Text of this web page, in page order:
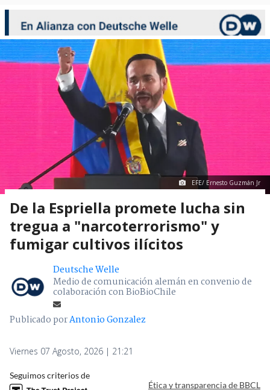
EFE/ Ernesto Guzmán Jr
De la Espriella promete lucha sin
tregua a "narcoterrorismo" y
fumigar cultivos ilícitos
Deutsche Welle
Medio de comunicación alemán en convenio de
colaboración con BioBioChile
Publicado porAntonio Gonzalez
Viernes 07 Agosto, 2026 | 21:21
Seguimos criterios de
Ética y transparencia de BBCL